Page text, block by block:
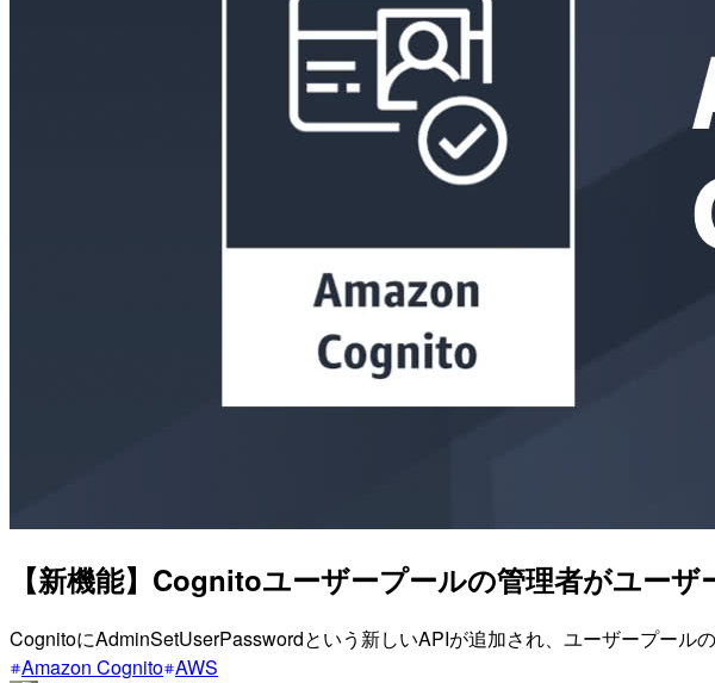
【新機能】Cognitoユーザープールの管理者がユー
CognitoにAdminSetUserPasswordという新しいAPIが追加され、ユーザープール
Amazon Cognito AWS